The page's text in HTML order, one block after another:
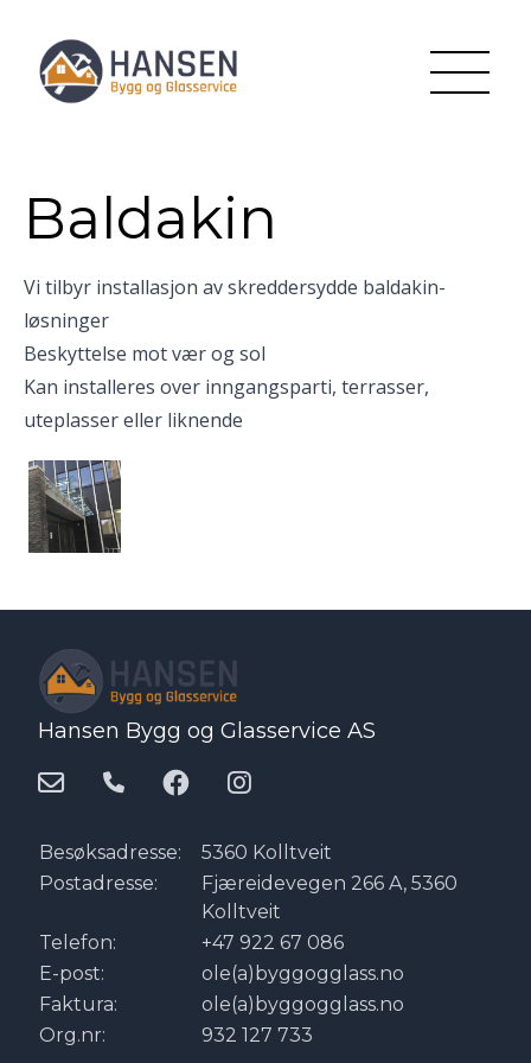
Baldakin
Vi tilbyr installasjon av skreddersydde baldakin-
løsninger
Beskyttelse mot vær og sol
Kan installeres over inngangsparti, terrasser,
uteplasser eller liknende
Hansen Bygg og Glasservice AS
Besøksadresse:
5360 Kolltveit
Postadresse:
Fjæreidevegen 266 A, 5360
Kolltveit
Telefon:
+47 922 67 086
E-post:
ole(a)byggogglass.no
Faktura:
ole(a)byggogglass.no
Org.nr:
932 127 733